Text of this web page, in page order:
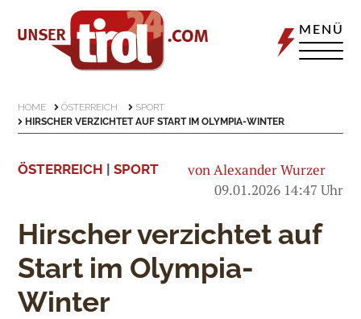
MENÜ
HOME ÖSTERREICH
SPORT
HIRSCHER VERZICHTET AUF START IM OLYMPIA-WINTER
ÖSTERREICH SPORT
von Alexander Wurzer
09.01.2026 14:47 Uhr
Hirscher verzichtet auf
Start im Olympia-
Winter